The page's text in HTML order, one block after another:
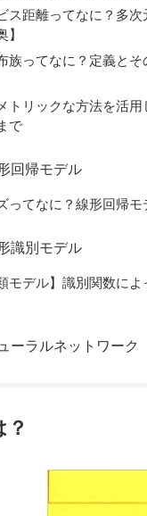
ス距離ってなに？多
族ってなに？定義と
トリックな方法を活
で
回帰モデル
ってなに？線形回帰
識別モデル
モデル】識別関数に
ラルネットワーク
？